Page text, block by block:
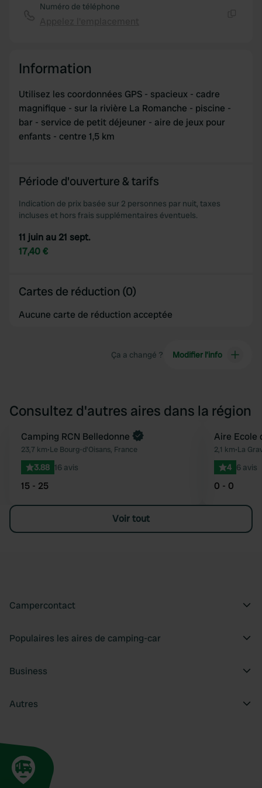
Numéro de téléphone
Information
Utilisez les coordonnées GPS - spacieux - cadre
magnifique - sur la rivière La Romanche - piscine -
bar - service de petit déjeuner - aire de jeux pour
enfants - centre 1,5 km
Période d'ouverture & tarifs
Indication de prix basée sur 2 personnes par nuit, taxes
incluses et hors frais supplémentaires éventuels.
11 juin au 21 sept.
17,40 €
Cartes de réduction (0)
Aucune carte de réduction acceptée
Ça a changé ? Modifier l’info
Consultez d'autres aires dans la région
Préféré
Camping RCN Belledonne
23,7 km•Le Bourg-d'Oisans, France
3.88 16 avis
15 - 25
Aire Ecole
2,1 km•La
4 6 avis
0 - 0
Voir tout
Campercontact
Populaires les aires de camping-car
Business
Autres